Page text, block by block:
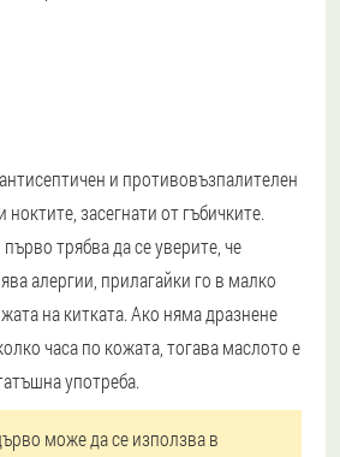
и противовъзпалителен
засегнати от гъбичките.
трябва да се уверите, че
алергии, прилагайки го в малко
на китката. Ако няма дразнене
часа по кожата, тогава маслото е
употреба.
може да се използва в